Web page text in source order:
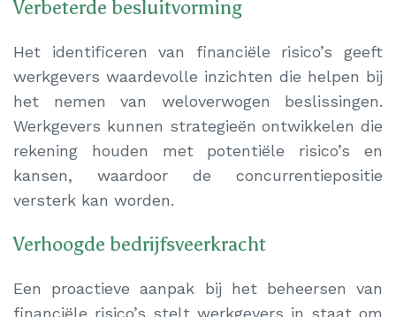
Verbeterde besluitvorming
Het identificeren van financiële risico’s geeft
werkgevers waardevolle inzichten die helpen bij
het nemen van weloverwogen beslissingen.
Werkgevers kunnen strategieën ontwikkelen die
rekening houden met potentiële risico’s en
kansen, waardoor de concurrentiepositie
versterk kan worden.
Verhoogde bedrijfsveerkracht
Een proactieve aanpak bij het beheersen van
financiële risico’s stelt werkgevers in staat om